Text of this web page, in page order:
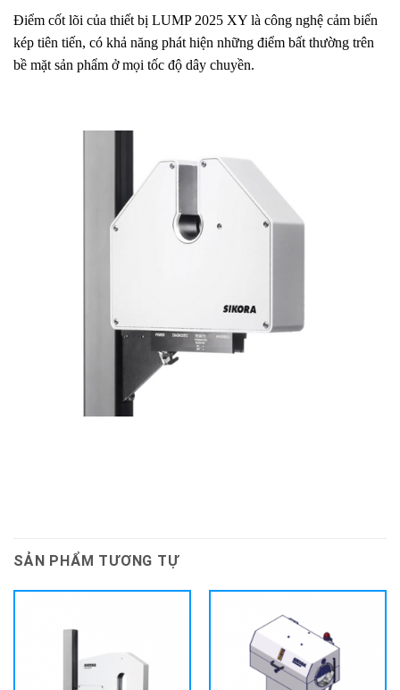
Điểm cốt lõi của thiết bị LUMP 2025 XY là công nghệ cảm biến
kép tiên tiến, có khả năng phát hiện những điểm bất thường trên
bề mặt sản phẩm ở mọi tốc độ dây chuyền.
SẢN PHẨM TƯƠNG TỰ